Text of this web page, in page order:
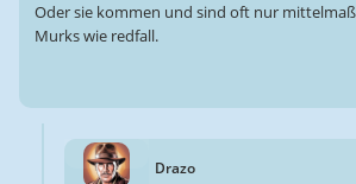
Oder sie kommen und sind oft nur
Murks wie redfall.
Drazo